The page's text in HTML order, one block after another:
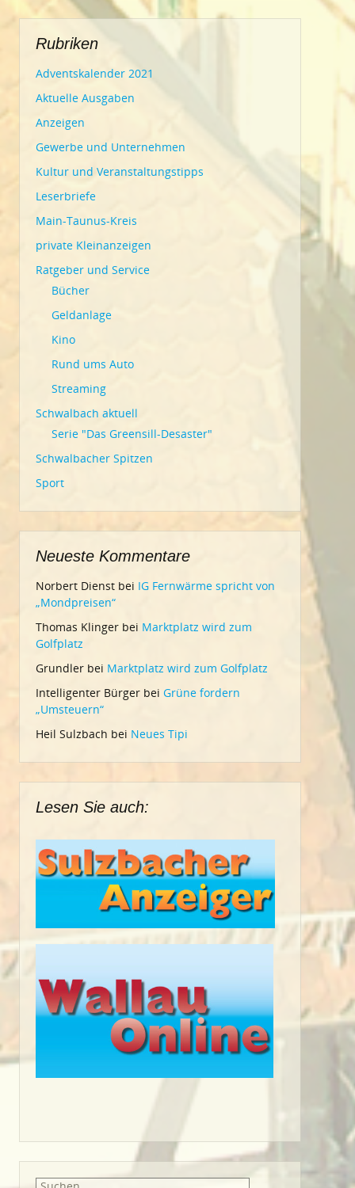
Rubriken
Adventskalender 2021
Aktuelle Ausgaben
Anzeigen
Gewerbe und Unternehmen
Kultur und Veranstaltungstipps
Leserbriefe
Main-Taunus-Kreis
private Kleinanzeigen
Ratgeber und Service
Bücher
Geldanlage
Kino
Rund ums Auto
Streaming
Schwalbach aktuell
Serie "Das Greensill-Desaster"
Schwalbacher Spitzen
Sport
Neueste Kommentare
Norbert Dienst bei IG Fernwärme spricht von
„Mondpreisen“
Thomas Klinger bei Marktplatz wird zum
Golfplatz
Grundler bei Marktplatz wird zum Golfplatz
Intelligenter Bürger bei Grüne fordern
„Umsteuern“
Heil Sulzbach bei Neues Tipi
Lesen Sie auch: